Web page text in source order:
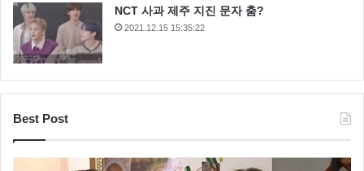
NCT 사과 제주 지진 문자 춤?
2021.12.15 15:35:22
Best Post